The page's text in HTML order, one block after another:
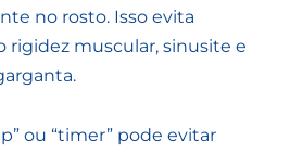
no rosto. Isso evita
rigidez muscular, sinusite e
ou “timer” pode evitar